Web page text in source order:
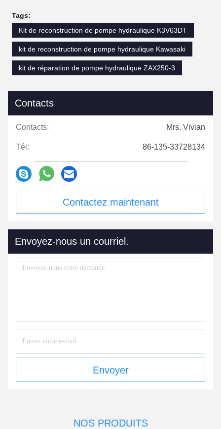
Tags:
Kit de reconstruction de pompe hydraulique K3V63DT
kit de reconstruction de pompe hydraulique Kawasaki
kit de réparation de pompe hydraulique ZAX250-3
Contacts
Contacts: Mrs. Vivian
Tél: 86-135-33728134
Contactez maintenant
Envoyez-nous un courriel.
Envoyer
NOS PRODUITS